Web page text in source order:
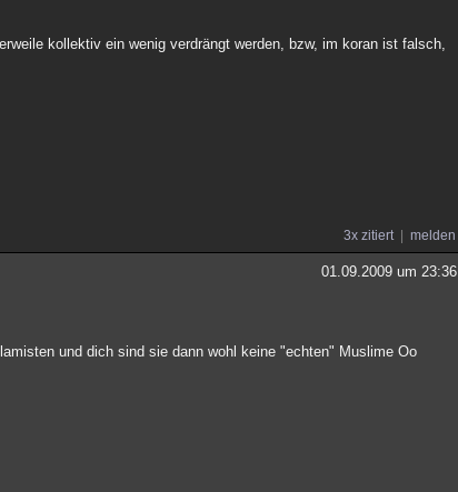
kollektiv ein wenig verdrängt werden, bzw, im koran ist falsch,
3x zitiert melden
01.09.2009 um 23:36
und dich sind sie dann wohl keine "echten" Muslime Oo